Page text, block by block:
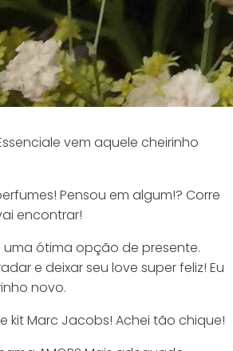
vem aquele cheirinho
Pensou em algum!? Corre
encontrar!
uma ótima opção de presente.
e deixar seu love super feliz! Eu
novo.
kit Marc Jacobs! Achei tão chique!